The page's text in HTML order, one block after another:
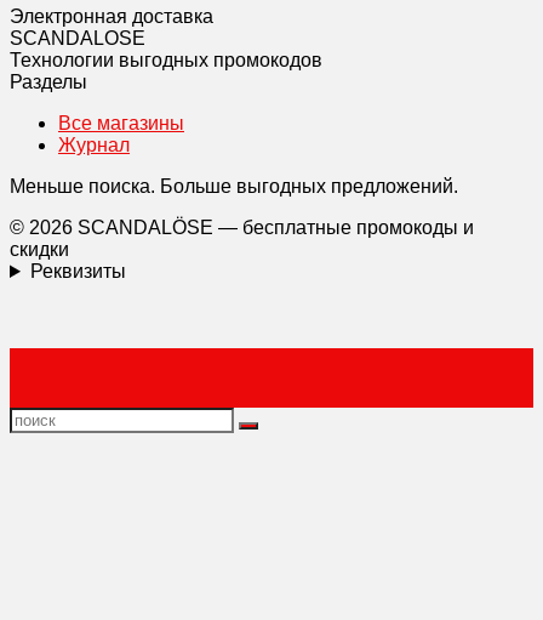
Электронная доставка
SCANDALOSE
Технологии выгодных промокодов
Разделы
Все магазины
Журнал
Меньше поиска. Больше выгодных предложений.
© 2026 SCANDALÖSE — бесплатные промокоды и
скидки
Реквизиты